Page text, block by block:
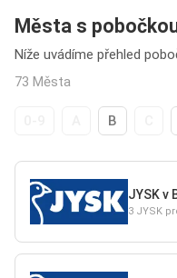
Města s
Níže uvádíme přehled
73 Města
B
JYSK v
3 JYSK